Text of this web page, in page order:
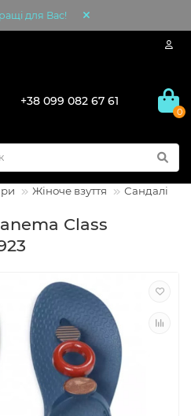
для Вас!
+38 099 082 67 61
0
Жіноче взуття Сандалі
Class